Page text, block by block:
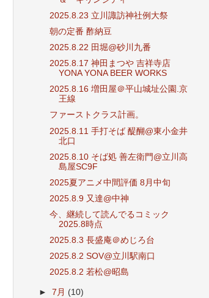
2025.8.23 立川諏訪神社例大祭
朝の定番 酢納豆
2025.8.22 田堀@砂川九番
2025.8.17 神田まつや 吉祥寺店
YONA YONA BEER WORKS
2025.8.16 増田屋＠平山城址公園.京
王線
ファーストクラス計画。
2025.8.11 手打そば 醍醐@東小金井
北口
2025.8.10 そば処 善左衛門@立川高
島屋SC9F
2025夏アニメ中間評価 8月中旬
2025.8.9 又達@中神
今、継続して読んでるコミック
2025.8時点
2025.8.3 長盛庵＠めじろ台
2025.8.2 SOV@立川駅南口
2025.8.2 若松@昭島
►7月 (10)